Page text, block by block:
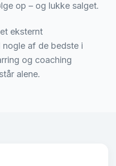
op – og lukke salget.
eksternt
af de bedste i
og coaching
alene.